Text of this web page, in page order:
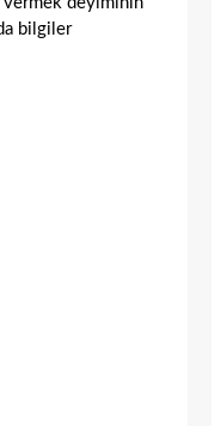
bilgiler